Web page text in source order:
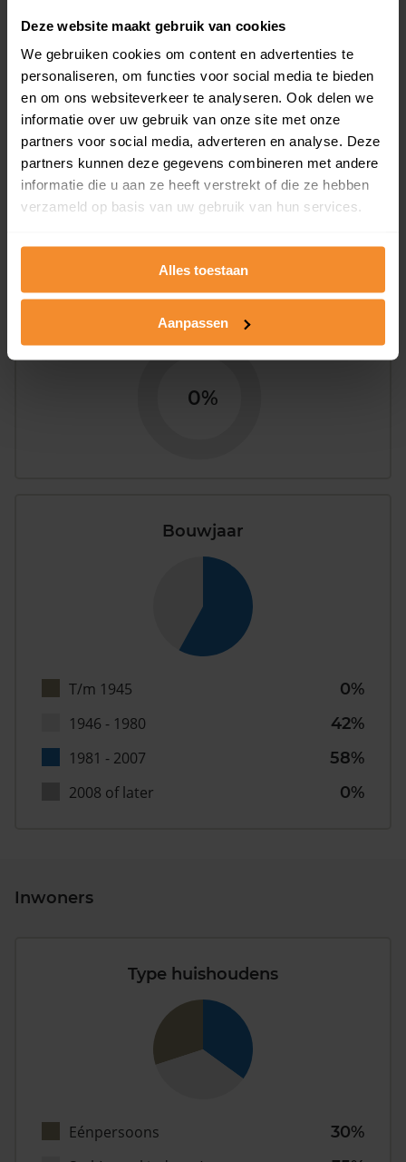
Deze website maakt gebruik van cookies
We gebruiken cookies om content en advertenties te
personaliseren, om functies voor social media te bieden
en om ons websiteverkeer te analyseren. Ook delen we
informatie over uw gebruik van onze site met onze
partners voor social media, adverteren en analyse. Deze
partners kunnen deze gegevens combineren met andere
informatie die u aan ze heeft verstrekt of die ze hebben
verzameld op basis van uw gebruik van hun services.
Alles toestaan
Aanpassen
Woningen
0%
Koopwoningen
100%
Huurwoningen
0%
Bouwjaar
T/m 1945
0%
1946 - 1980
42%
1981 - 2007
58%
2008 of later
0%
Inwoners
Type huishoudens
Eénpersoons
30%